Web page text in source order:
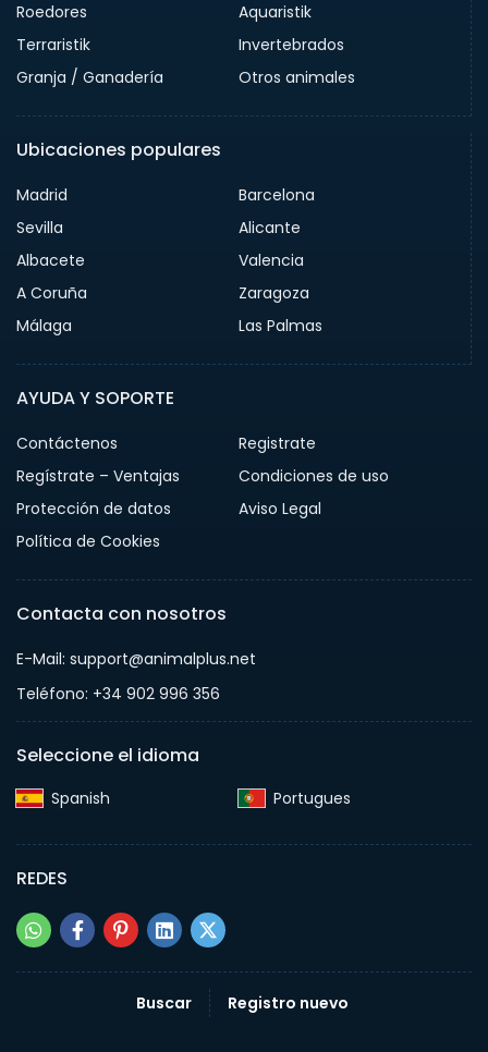
Roedores
Aquaristik
Terraristik
Invertebrados
Granja / Ganadería
Otros animales
Ubicaciones populares
Madrid
Barcelona
Sevilla
Alicante
Albacete
Valencia
A Coruña
Zaragoza
Málaga
Las Palmas
AYUDA Y SOPORTE
Contáctenos
Registrate
Regístrate – Ventajas
Condiciones de uso
Protección de datos
Aviso Legal
Política de Cookies
Contacta con nosotros
E-Mail: support@animalplus.net
Teléfono: +34 902 996 356
Seleccione el idioma
Spanish‎ Portugues‎
REDES
Buscar Registro nuevo